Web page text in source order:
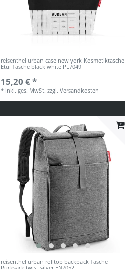
reisenthel urban case new york Kosmetiktasche
Etui Tasche black white PL7049
15,20 € *
* inkl. ges. MwSt. zzgl.Versandkosten
reisenthel urban rolltop backpack Tasche